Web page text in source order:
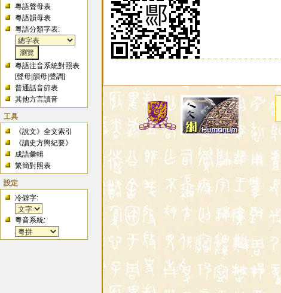
粵語聲母表
粵語韻母表
粵語分類字表:
粵語注音系統對照表
[聲母 |韻母 |聲調]
普通話音節表
其他方言讀音
工具
《說文》全文索引
《讀史方輿紀要》
成語彙輯
繁簡對照表
設定
冷僻字:
粵音系統: